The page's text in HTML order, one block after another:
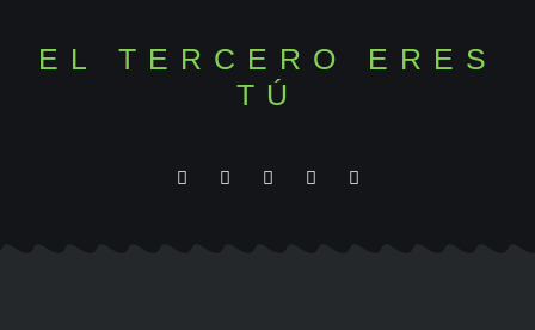
EL TERCERO ERES
TÚ